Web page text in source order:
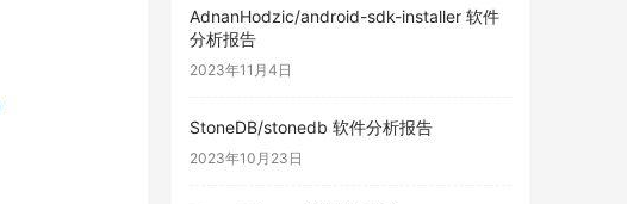
AdnanHodzic/android-sdk-installer 软件
分析报告
2023年11月4日
StoneDB/stonedb 软件分析报告
2023年10月23日